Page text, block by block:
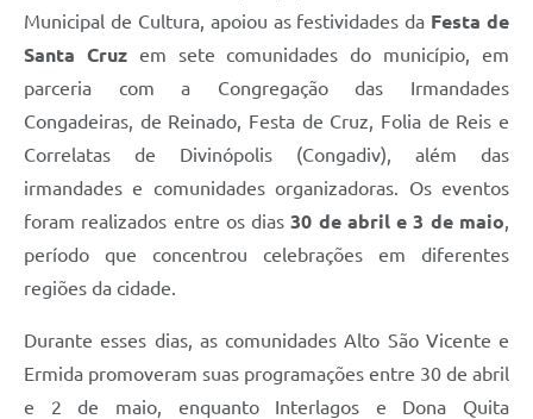
Municipal de Cultura, apoiou as festividades da Festa de
Santa Cruzem sete comunidades do município, em
parceria com a Congregação das Irmandades
Congadeiras, de Reinado, Festa de Cruz, Folia de Reis e
Correlatas de Divinópolis (Congadiv), além das
irmandades e comunidades organizadoras. Os eventos
foram realizados entre os dias30 de abril e 3 de maio
período que concentrou celebrações em diferentes
regiões da cidade.
Durante esses dias, as comunidades Alto São Vicente e
Ermida promoveram suas programações entre 30 de abril
e 2 de maio, enquanto Interlagos e Dona Quita